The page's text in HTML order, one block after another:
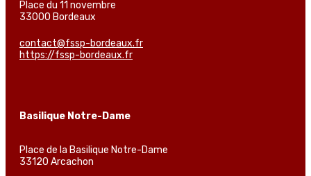
Place du 11 novembre
33000 Bordeaux
contact@fssp-bordeaux.fr
https://fssp-bordeaux.fr
Basilique Notre-Dame
Place de la Basilique Notre-Dame
33120 Arcachon